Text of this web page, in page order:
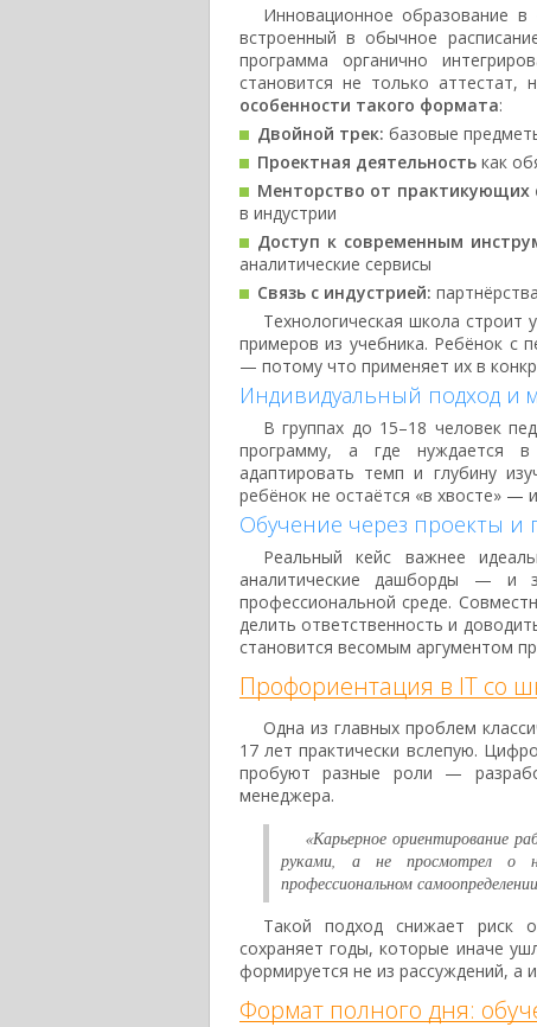
Инновационное образование
встроенный в обычное
программа органично
становится не только
особенности такого формата:
Двойной трек: базовые
Проектная деятельностькак
Менторство от практикующих
в индустрии
Доступ к современным
аналитические сервисы
Связь с индустрией:
Технологическая школа строит
примеров из учебника. Ребёнок с
— потому что применяет их в
Индивидуальный подход и
В группах до 15–18 человек
программу, а где нуждается в
адаптировать темп и глубину
ребёнок не остаётся «в хвосте» —
Обучение через проекты и
Реальный кейс важнее
аналитические дашборды — и
профессиональной среде.
делить ответственность и
становится весомым аргументом
Профориентация в IT со
Одна из главных проблем
17 лет практически вслепую.
пробуют разные роли —
менеджера.
«Карьерное ориентирование
руками, а не просмотрел о
профессиональном
Такой подход снижает риск
сохраняет годы, которые иначе
формируется не из рассуждений, а
Формат полного дня: